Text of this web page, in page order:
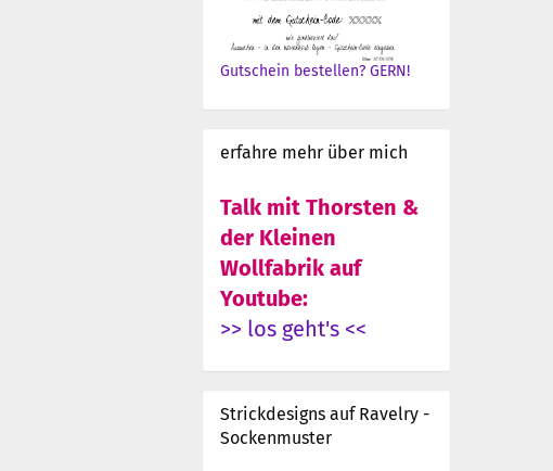
Gutschein bestellen? GERN!
erfahre mehr über mich
Talk mit Thorsten &
der Kleinen
Wollfabrik auf
Youtube:
>> los geht's <<
Strickdesigns auf Ravelry -
Sockenmuster